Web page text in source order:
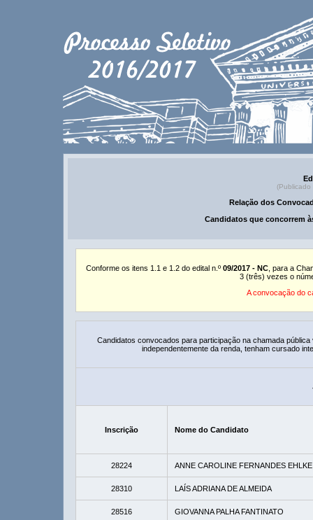
(Publicado
Relação dos
Candidatos que concorrem
Conforme os itens 1.1 e 1.2 do edital n.º 09/2017 - NC , para a
3 (três) vezes o
A convocação do
Candidatos convocados para participação na chamada
independentemente da renda, tenham cursado
Inscrição Nome do Candidato
28224 ANNE CAROLINE FERNANDES EHLKE
28310 LAÍS ADRIANA DE ALMEIDA
28516 GIOVANNA PALHA FANTINATO